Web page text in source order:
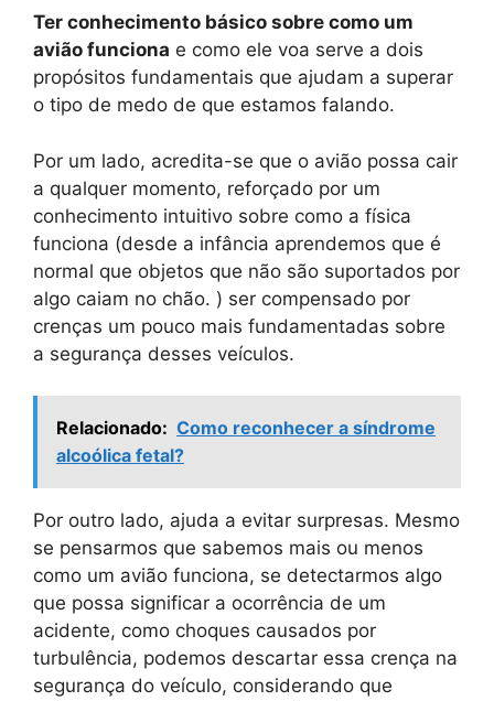
Ter conhecimento básico sobre como um
avião funciona e como ele voa serve a dois
propósitos fundamentais que ajudam a superar
o tipo de medo de que estamos falando.
Por um lado, acredita-se que o avião possa cair
a qualquer momento, reforçado por um
conhecimento intuitivo sobre como a física
funciona (desde a infância aprendemos que é
normal que objetos que não são suportados por
algo caiam no chão. ) ser compensado por
crenças um pouco mais fundamentadas sobre
a segurança desses veículos.
Relacionado: Como reconhecer a síndrome
alcoólica fetal?
Por outro lado, ajuda a evitar surpresas. Mesmo
se pensarmos que sabemos mais ou menos
como um avião funciona, se detectarmos algo
que possa significar a ocorrência de um
acidente, como choques causados ​​por
turbulência, podemos descartar essa crença na
segurança do veículo, considerando que